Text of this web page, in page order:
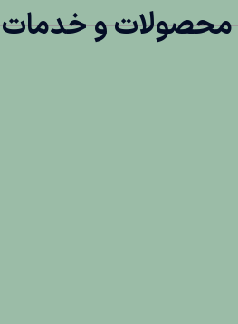
محصولات و خدمات